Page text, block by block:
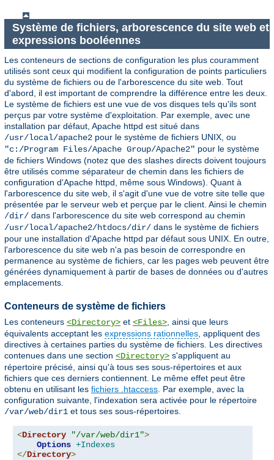
Système de fichiers, arborescence du site web et
expressions booléennes
Les conteneurs de sections de configuration les plus couramment
utilisés sont ceux qui modifient la configuration de points particuliers
du système de fichiers ou de l'arborescence du site web. Tout
d'abord, il est important de comprendre la différence entre les deux.
Le système de fichiers est une vue de vos disques tels qu'ils sont
perçus par votre système d'exploitation. Par exemple, avec une
installation par défaut, Apache httpd est situé dans
/usr/local/apache2 pour le système de fichiers UNIX, ou
"c:/Program Files/Apache Group/Apache2" pour le système
de fichiers Windows (notez que des slashes directs doivent toujours
être utilisés comme séparateur de chemin dans les fichiers de
configuration d'Apache httpd, même sous Windows). Quant à
l'arborescence du site web, il s'agit d'une vue de votre site telle que
présentée par le serveur web et perçue par le client. Ainsi le chemin
/dir/ dans l'arborescence du site web correspond au chemin
/usr/local/apache2/htdocs/dir/ dans le système de fichiers
pour une installation d'Apache httpd par défaut sous UNIX. En outre,
l'arborescence du site web n'a pas besoin de correspondre en
permanence au système de fichiers, car les pages web peuvent être
générées dynamiquement à partir de bases de données ou d'autres
emplacements.
Conteneurs de système de fichiers
Les conteneurs <Directory> et <Files> , ainsi que leurs
équivalents acceptant les expressions rationnelles , appliquent des
directives à certaines parties du système de fichiers. Les directives
contenues dans une section <Directory> s'appliquent au
répertoire précisé, ainsi qu'à tous ses sous-répertoires et aux
fichiers que ces derniers contiennent. Le même effet peut être
obtenu en utilisant les fichiers .htaccess . Par exemple, avec la
configuration suivante, l'indexation sera activée pour le répertoire
/var/web/dir1 et tous ses sous-répertoires.
<Directory "/var/web/dir1">
Options +Indexes
</Directory>